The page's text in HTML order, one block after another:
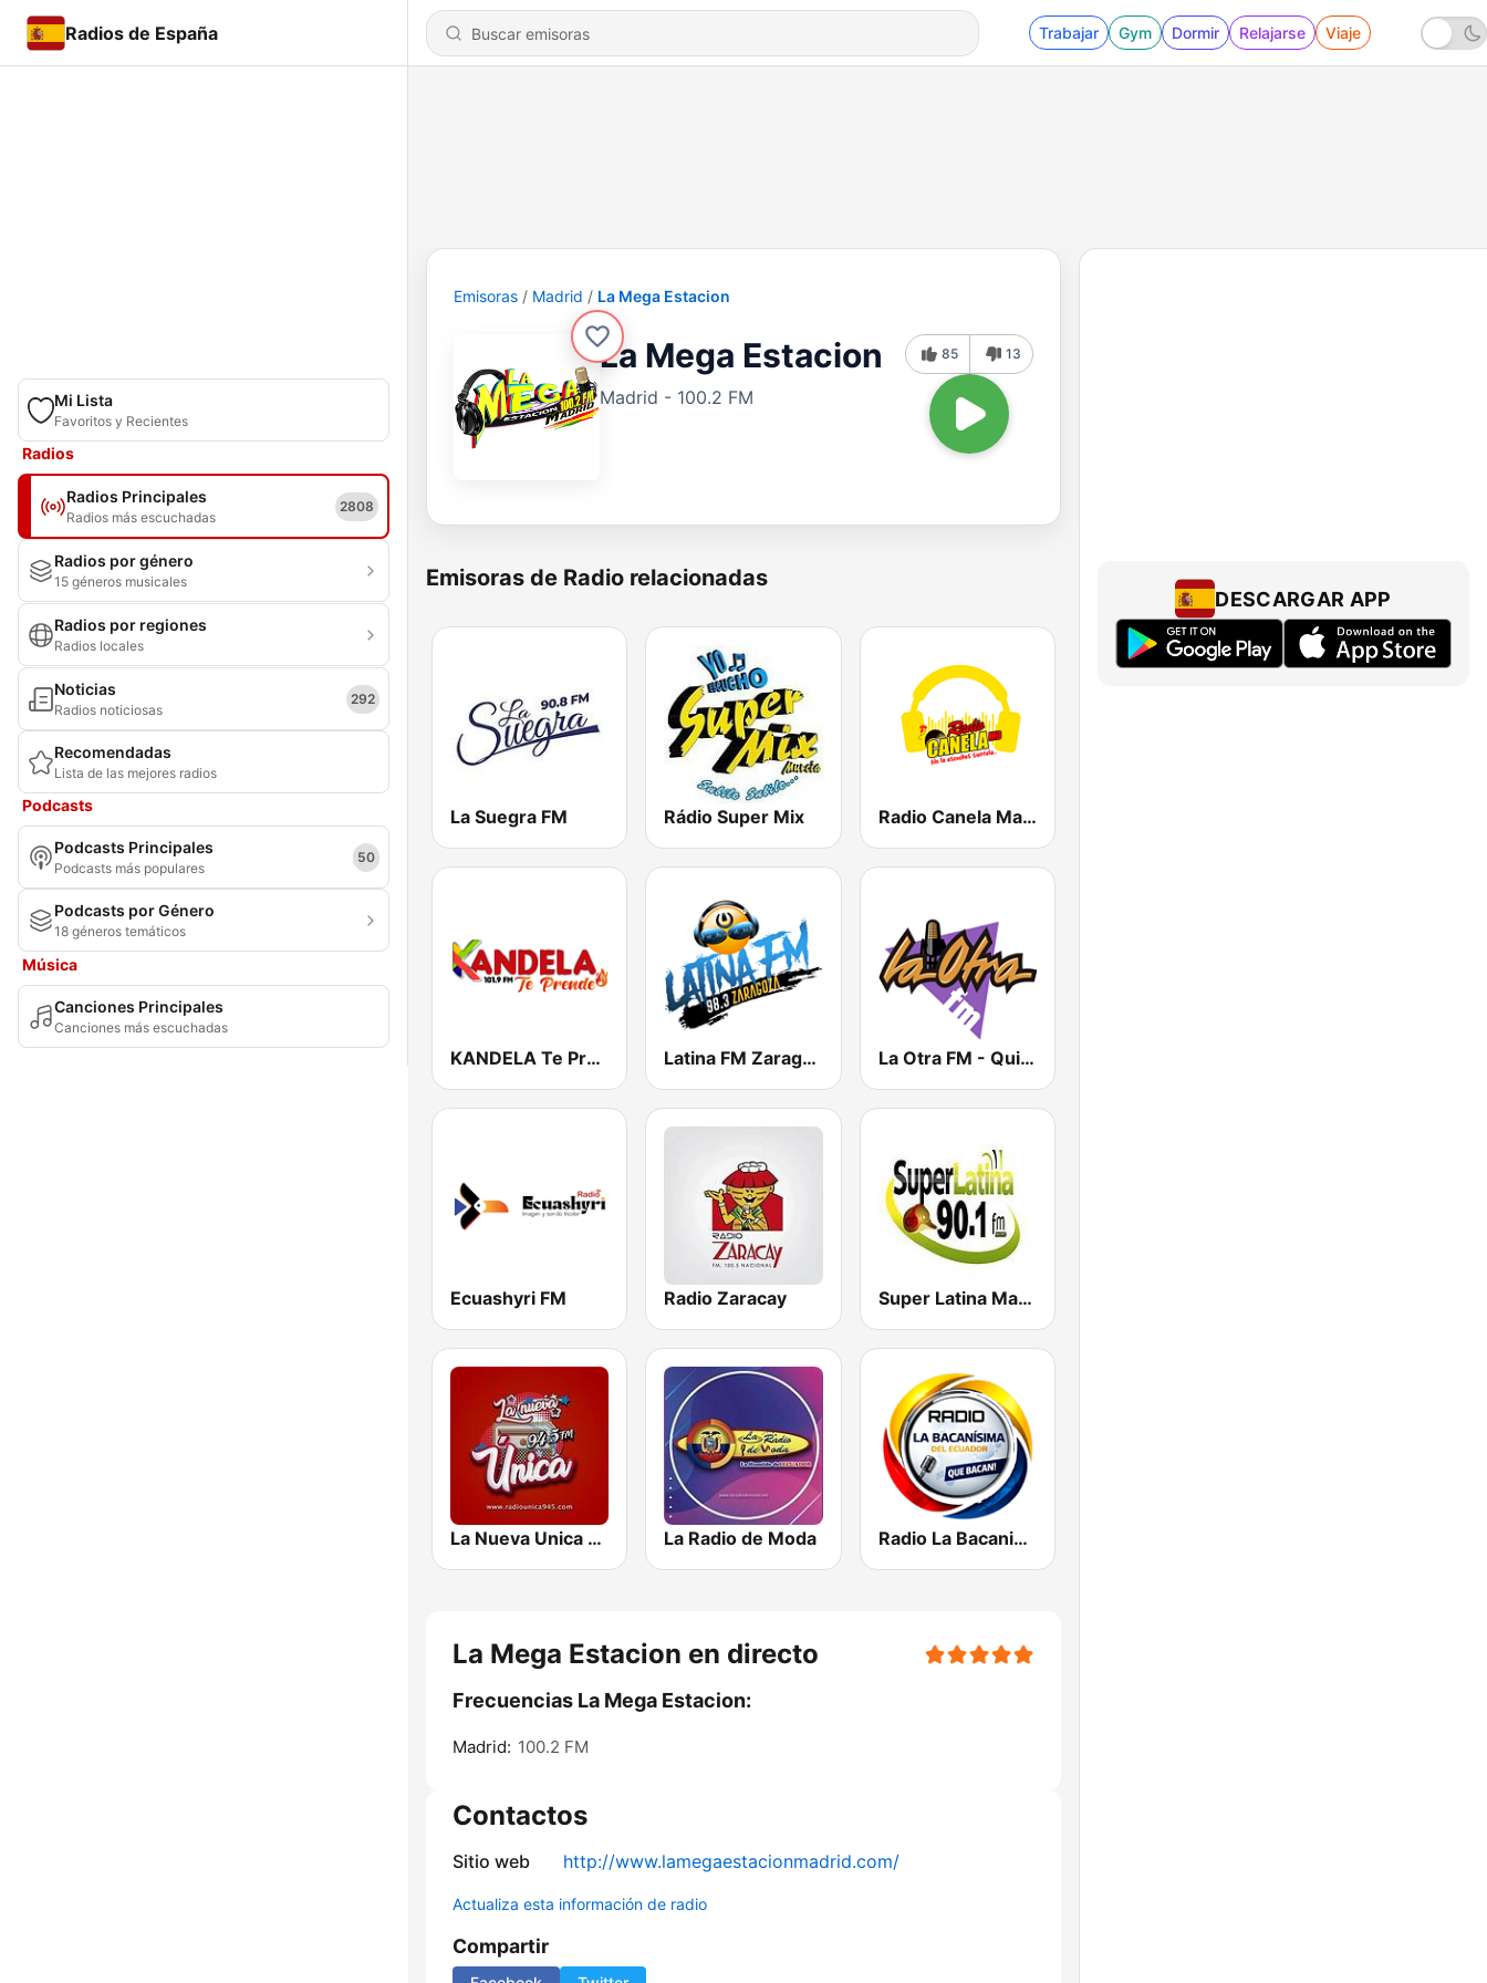
Radios de España Trabajar Gym Dormir Relajarse Viaje
Mi Lista
Favoritos y Recientes
Radios
Radios Principales
Radios más escuchadas
2808
Radios por género
15 géneros musicales
Radios por regiones
Radios locales
Noticias
Radios noticiosas
292
Recomendadas
Lista de las mejores radios
Podcasts
Podcasts Principales
Podcasts más populares
50
Podcasts por Género
18 géneros temáticos
Música
Canciones Principales
Canciones más escuchadas
Emisoras Madrid La Mega Estacion
La Mega Estacion
Madrid - 100.2 FM
85 13
Emisoras de Radio relacionadas
La Suegra FM Rádio Super Mix Radio Canela Madrid
KANDELA Te Prende Latina FM Zaragoza La Otra FM - Quito
Ecuashyri FM Radio Zaracay Super Latina Madrid
La Nueva Unica 94.5 FM La Radio de Moda Radio La Bacanisima del Ecuador
La Mega Estacion en directo
Frecuencias La Mega Estacion:
Madrid: 100.2 FM
Contactos
Sitio web http://www.lamegaestacionmadrid.com/
Actualiza esta información de radio
Compartir
DESCARGAR APP